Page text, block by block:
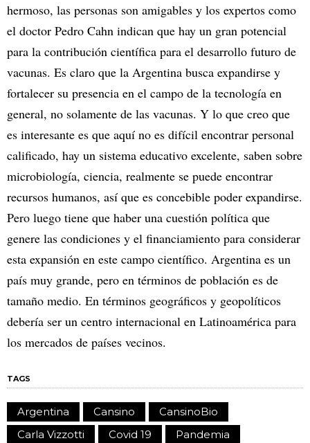
hermoso, las personas son amigables y los expertos como
el doctor Pedro Cahn indican que hay un gran potencial
para la contribución científica para el desarrollo futuro de
vacunas. Es claro que la Argentina busca expandirse y
fortalecer su presencia en el campo de la tecnología en
general, no solamente de las vacunas. Y lo que creo que
es interesante es que aquí no es difícil encontrar personal
calificado, hay un sistema educativo excelente, saben sobre
microbiología, ciencia, realmente se puede encontrar
recursos humanos, así que es concebible poder expandirse.
Pero luego tiene que haber una cuestión política que
genere las condiciones y el financiamiento para considerar
esta expansión en este campo científico. Argentina es un
país muy grande, pero en términos de población es de
tamaño medio. En términos geográficos y geopolíticos
debería ser un centro internacional en Latinoamérica para
los mercados de países vecinos.
TAGS
Argentina Cansino
CansinoBio
Carla Vizzotti
Covid 19
Pandemia